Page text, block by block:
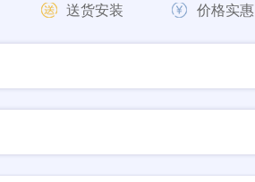
送货安装 价格实惠